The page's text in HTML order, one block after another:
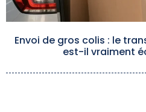
Envoi de gros colis : le
est-il vraiment